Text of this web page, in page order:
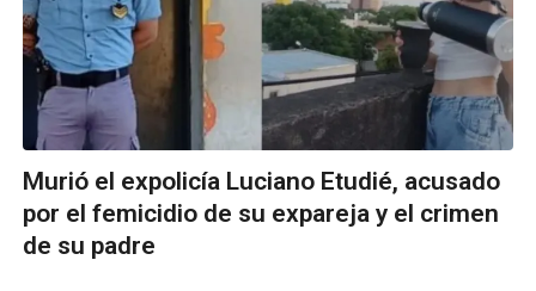
Murió el expolicía Luciano Etudié, acusado
por el femicidio de su expareja y el crimen
de su padre